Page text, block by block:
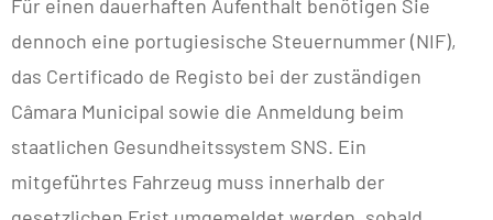
Für einen dauerhaften Aufenthalt benötigen Sie
dennoch eine portugiesische Steuernummer (NIF),
das Certificado de Registo bei der zuständigen
Câmara Municipal sowie die Anmeldung beim
staatlichen Gesundheitssystem SNS. Ein
mitgeführtes Fahrzeug muss innerhalb der